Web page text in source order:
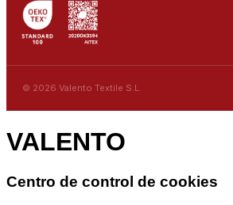
© 2026 Valento Textile S.L.
VALENTO
Centro de control de cookies